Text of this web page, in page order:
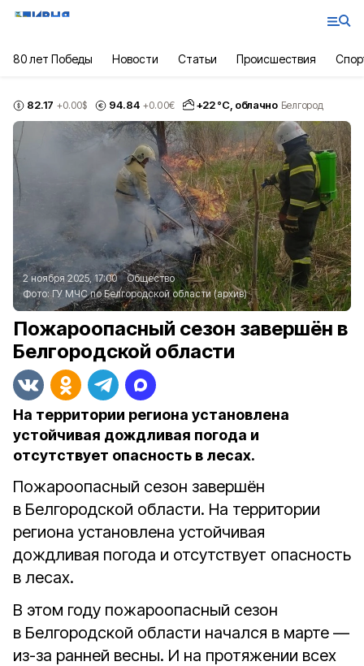
80 лет Победы Новости Статьи Происшествия
82.17 +0.00$ 94.84 +0.00€ +22°С, облачно Белгород
2 ноября 2025, 17:00
Общество
Фото:ГУ МЧС по Белгородской области (архив)
Пожароопасный сезон завершён в
Белгородской области
На территории региона установлена
устойчивая дождливая погода и
отсутствует опасность в лесах.
Пожароопасный сезон завершён
в Белгородской области. На территории
региона установлена устойчивая
дождливая погода и отсутствует опасность
в лесах.
В этом году пожароопасный сезон
в Белгородской области начался в марте —
из-за ранней весны. И на протяжении всех